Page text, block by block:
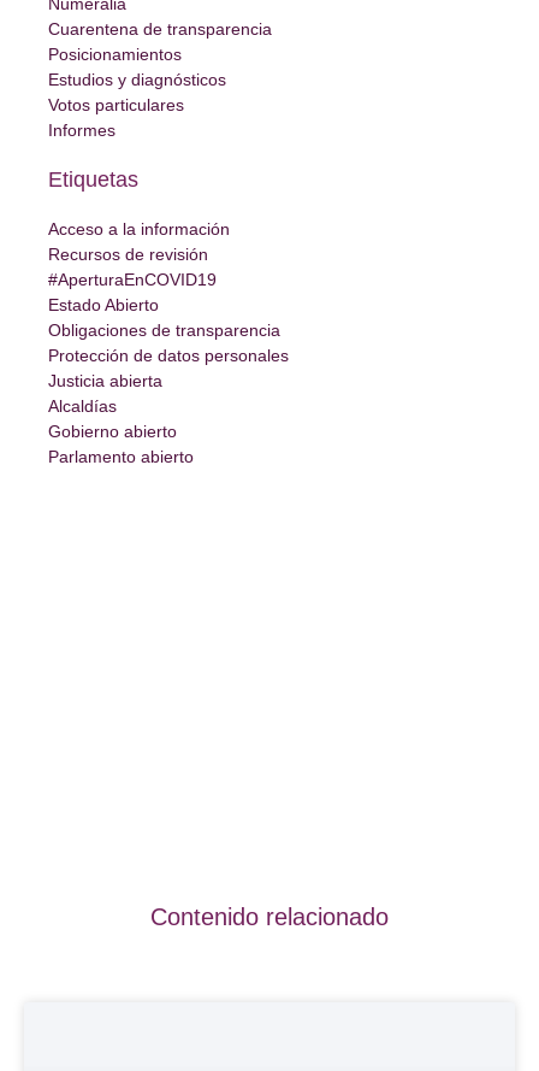
Cuarentena de transparencia
Posicionamientos
Estudios y diagnósticos
Votos particulares
Informes
Etiquetas
Acceso a la información
Recursos de revisión
#AperturaEnCOVID19
Estado Abierto
Obligaciones de transparencia
Protección de datos personales
Justicia abierta
Alcaldías
Gobierno abierto
Parlamento abierto
Contenido relacionado